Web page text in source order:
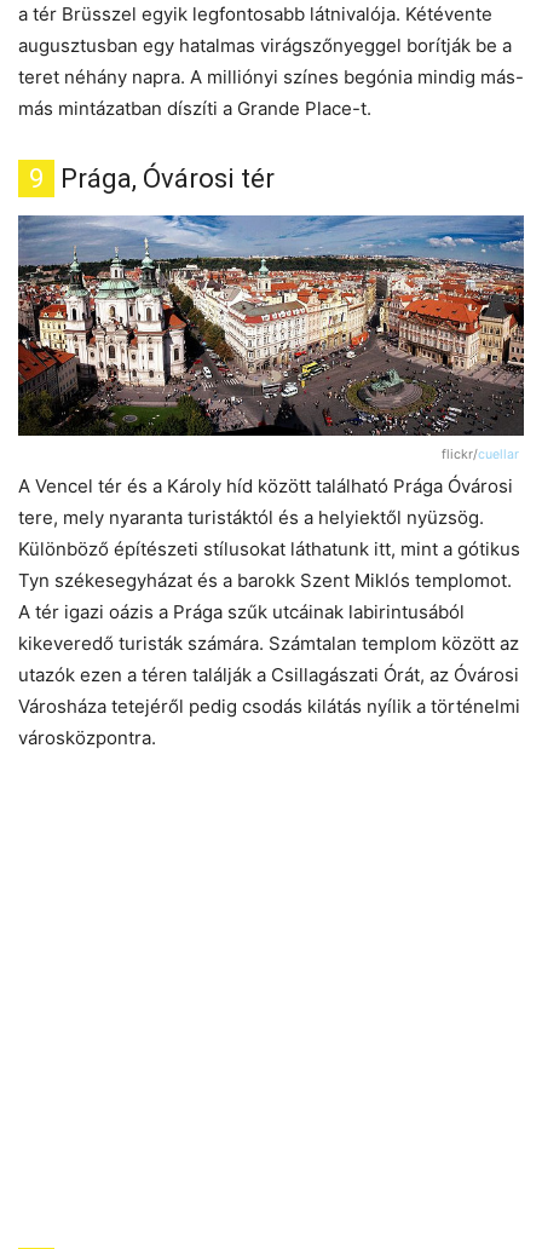
a tér Brüsszel egyik legfontosabb látnivalója. Kétévente
augusztusban egy hatalmas virágszőnyeggel borítják be a
teret néhány napra. A milliónyi színes begónia mindig más-
más mintázatban díszíti a Grande Place-t.
9 Prága, Óvárosi tér
flickr/cuellar
A Vencel tér és a Károly híd között található Prága Óvárosi
tere, mely nyaranta turistáktól és a helyiektől nyüzsög.
Különböző építészeti stílusokat láthatunk itt, mint a gótikus
Tyn székesegyházat és a barokk Szent Miklós templomot.
A tér igazi oázis a Prága szűk utcáinak labirintusából
kikeveredő turisták számára. Számtalan templom között az
utazók ezen a téren találják a Csillagászati Órát, az Óvárosi
Városháza tetejéről pedig csodás kilátás nyílik a történelmi
városközpontra.